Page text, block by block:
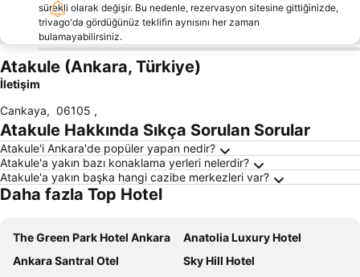
sürekli olarak değişir. Bu nedenle, rezervasyon sitesine gittiğinizde,
trivago'da gördüğünüz teklifin aynısını her zaman
bulamayabilirsiniz.
Atakule (Ankara, Türkiye)
İletişim
Cankaya, 06105 ,
Atakule Hakkında Sıkça Sorulan Sorular
Atakule'i Ankara'de popüler yapan nedir?
Atakule'a yakın bazı konaklama yerleri nelerdir?
Atakule'a yakın başka hangi cazibe merkezleri var?
Daha fazla Top Hotel
The Green Park Hotel Ankara
Anatolia Luxury Hotel
Ankara Santral Otel
Sky Hill Hotel